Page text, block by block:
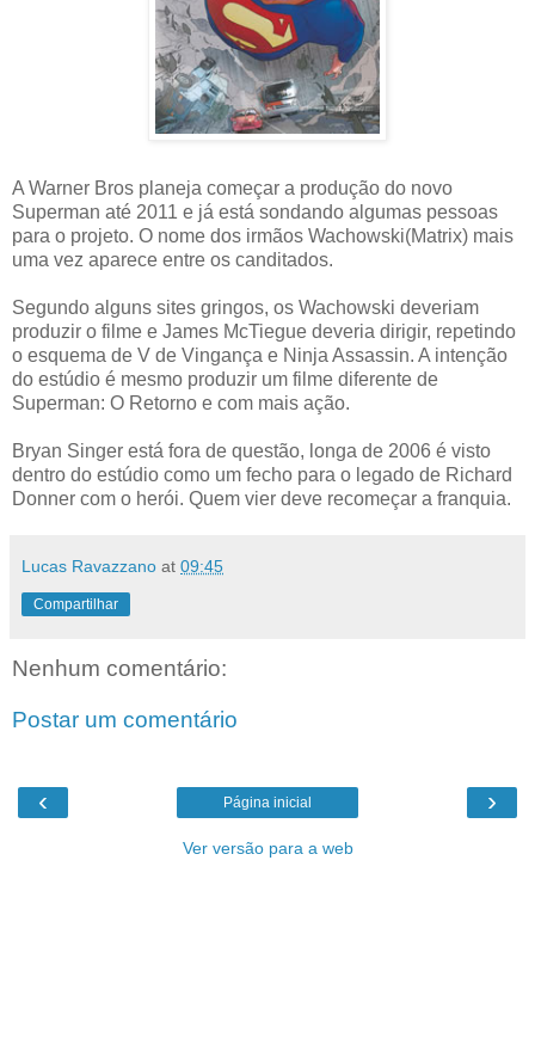
A Warner Bros planeja começar a produção do novo
Superman até 2011 e já está sondando algumas pessoas
para o projeto. O nome dos irmãos Wachowski(Matrix) mais
uma vez aparece entre os canditados.
Segundo alguns sites gringos, os Wachowski deveriam
produzir o filme e James McTiegue deveria dirigir, repetindo
o esquema de V de Vingança e Ninja Assassin. A intenção
do estúdio é mesmo produzir um filme diferente de
Superman: O Retorno e com mais ação.
Bryan Singer está fora de questão, longa de 2006 é visto
dentro do estúdio como um fecho para o legado de Richard
Donner com o herói. Quem vier deve recomeçar a franquia.
Lucas Ravazzano at 09:45
Compartilhar
Nenhum comentário:
Postar um comentário
‹ ›
Página inicial
Ver versão para a web